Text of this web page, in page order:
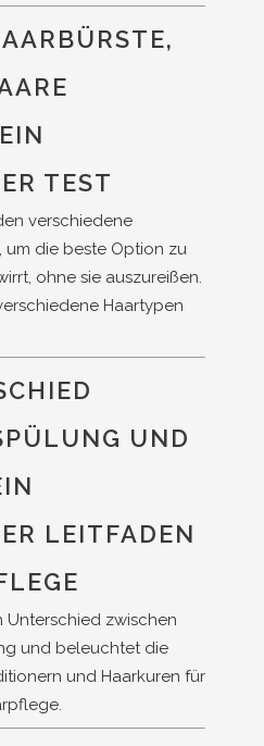
U
TEST
verschiedene
um die beste Option zu
ohne sie auszureißen.
Haartypen
UND
LEITFADEN
Unterschied zwischen
und beleuchtet die
und Haarkuren für